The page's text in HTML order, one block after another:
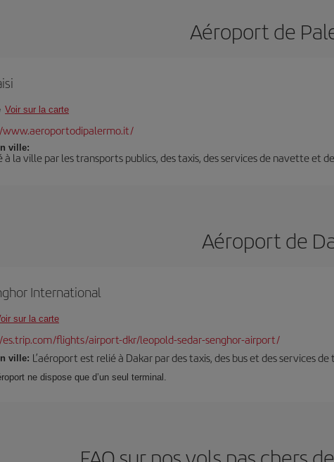
Aéroport de
Voir sur la carte
ville:
à la ville par les transports publics, des taxis, des services de navette et
Aéroport de
International
sur la carte
flights/airport-dkr/leopold-sedar-senghor-airport/
ville: L’aéroport est relié à Dakar par des taxis, des bus et des services
ne dispose que d’un seul terminal.